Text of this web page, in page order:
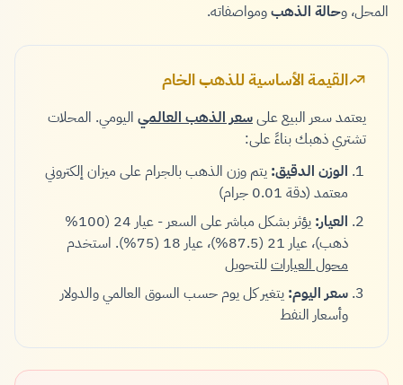
المحل، وحالة الذهبومواصفاته.
القيمة الأساسية للذهب الخام
يعتمد سعر البيع علىسعر الذهب العالمي اليومي. المحلات
تشتري ذهبك بناءً على:
الوزن الدقيق: يتم وزن الذهب بالجرام على ميزان إلكتروني
معتمد (دقة 0.01 جرام)
العيار:
يؤثر بشكل مباشر على السعر - عيار 24 (100%
ذهب)، عيار 21 (87.5%)، عيار 18 (75%). استخدم
محول العياراتللتحويل
سعر اليوم: يتغير كل يوم حسب السوق العالمي والدولار
وأسعار النفط